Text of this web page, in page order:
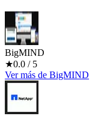
BigMIND
★0.0 / 5
Ver más de BigMIND